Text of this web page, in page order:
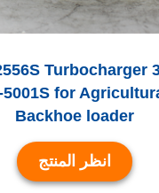
Turbocharger
5001S for
Backhoe loader
انظر المنتج